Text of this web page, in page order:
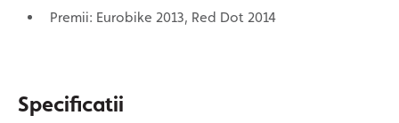
Premii: Eurobike 2013, Red Dot 2014
Specificatii